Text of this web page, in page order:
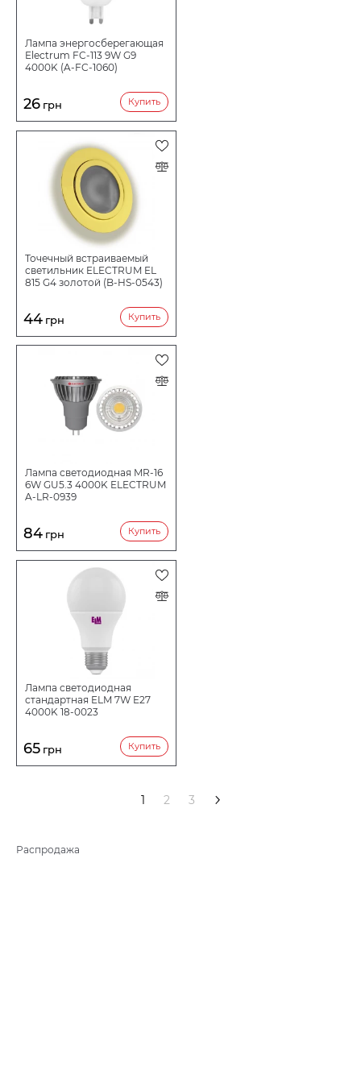
Лампа энергосберегающая
Electrum FC-113 9W G9
4000K (A-FC-1060)
26 грн Купить
Точечный встраиваемый
светильник ELECTRUM EL
815 G4 золотой (B-HS-0543)
44 грн Купить
Лампа светодиодная MR-16
6W GU5.3 4000K ELECTRUM
A-LR-0939
84 грн Купить
Лампа светодиодная
стандартная ELM 7W E27
4000K 18-0023
65 грн Купить
1 2 3
Распродажа